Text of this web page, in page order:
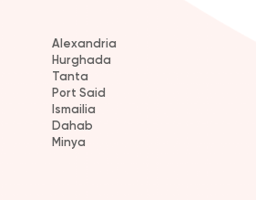
Alexandria
Hurghada
Tanta
Port Said
Ismailia
Dahab
Minya